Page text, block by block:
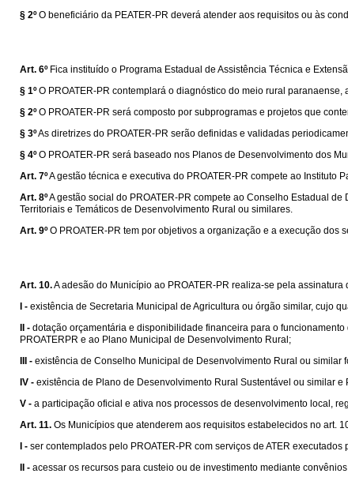
§ 2º O beneficiário da PEATER-PR deverá atender aos requisitos ou às
Art. 6º Fica instituído o Programa Estadual de Assistência Técnica e
§ 1º O PROATER-PR contemplará o diagnóstico do meio rural
§ 2º O PROATER-PR será composto por subprogramas e projetos que
§ 3ºAs diretrizes do PROATER-PR serão definidas e validadas
§ 4º O PROATER-PR será baseado nos Planos de Desenvolvimento dos
Art. 7ºA gestão técnica e executiva do PROATER-PR compete ao Instituto
Art. 8ºA gestão social do PROATER-PR compete ao Conselho Estadual
Territoriais e Temáticos de Desenvolvimento Rural ou similares.
Art. 9º O PROATER-PR tem por objetivos a organização e a execução
Art. 10.A adesão do Município ao PROATER-PR realiza-se pela
I - existência de Secretaria Municipal de Agricultura ou órgão similar, cujo
II - dotação orçamentária e disponibilidade financeira para o
PROATERPR e ao Plano Municipal de Desenvolvimento Rural;
III - existência de Conselho Municipal de Desenvolvimento Rural ou similar
IV - existência de Plano de Desenvolvimento Rural Sustentável ou similar e
V - a participação oficial e ativa nos processos de desenvolvimento local,
Art. 11. Os Municípios que atenderem aos requisitos estabelecidos no art.
I - ser contemplados pelo PROATER-PR com serviços de ATER
II - acessar os recursos para custeio ou de investimento mediante